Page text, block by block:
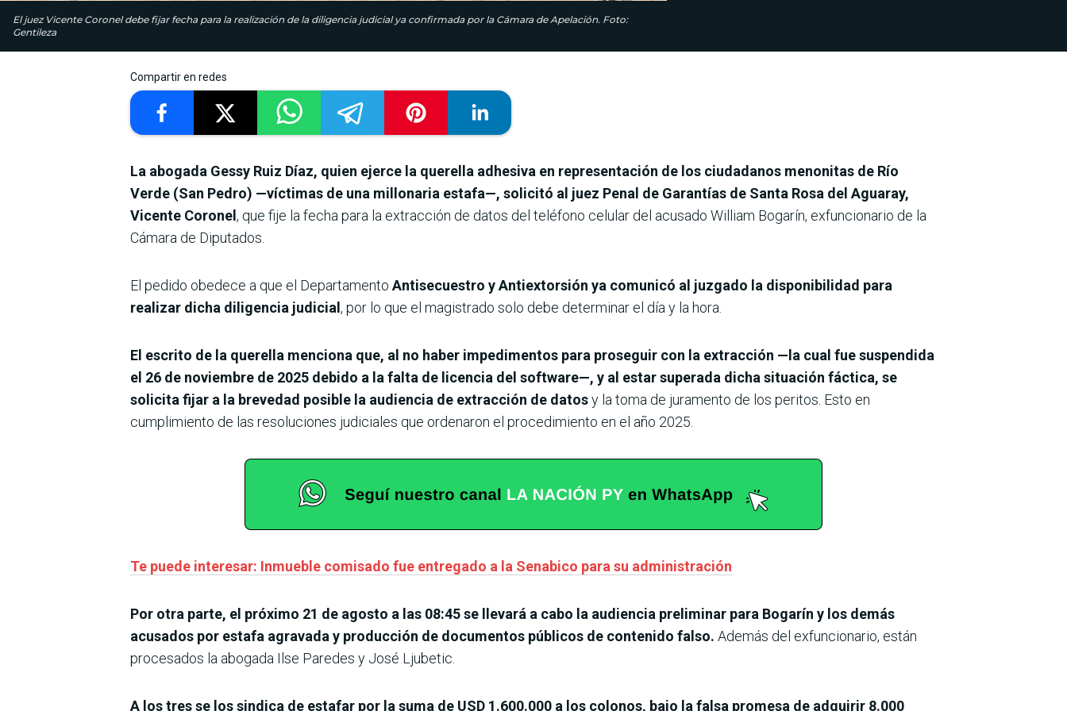
El juez Vicente Coronel debe fijar fecha para la realización de la diligencia judicial ya confirmada por la Cámara de Apelación. Foto:
Gentileza
Compartir en redes
La abogada Gessy Ruiz Díaz, quien ejerce la querella adhesiva en representación de los ciudadanos menonitas de Río
Verde (San Pedro) —víctimas de una millonaria estafa—, solicitó al juez Penal de Garantías de Santa Rosa del Aguaray,
Vicente Coronel, que fije la fecha para la extracción de datos del teléfono celular del acusado William Bogarín, exfuncionario de la
Cámara de Diputados.
El pedido obedece a que el Departamento Antisecuestro y Antiextorsión ya comunicó al juzgado la disponibilidad para
realizar dicha diligencia judicial, por lo que el magistrado solo debe determinar el día y la hora.
El escrito de la querella menciona que, al no haber impedimentos para proseguir con la extracción —la cual fue suspendida
el 26 de noviembre de 2025 debido a la falta de licencia del software—, y al estar superada dicha situación fáctica, se
solicita fijar a la brevedad posible la audiencia de extracción de datosy la toma de juramento de los peritos. Esto en
cumplimiento de las resoluciones judiciales que ordenaron el procedimiento en el año 2025.
Te puede interesar: Inmueble comisado fue entregado a la Senabico para su administración
Por otra parte, el próximo 21 de agosto a las 08:45 se llevará a cabo la audiencia preliminar para Bogarín y los demás
acusados por estafa agravada y producción de documentos públicos de contenido falso. Además del exfuncionario, están
procesados la abogada Ilse Paredes y José Ljubetic.
A los tres se los sindica de estafar por la suma de USD 1.600.000 a los colonos, bajo la falsa promesa de adquirir 8.000